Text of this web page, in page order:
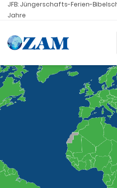
JFB: Jüngerschafts-Ferien-
Jahre